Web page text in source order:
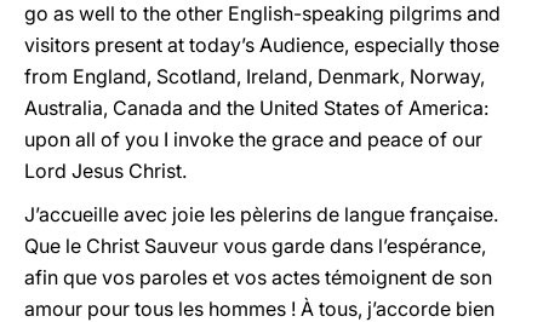
go as well to the other English-speaking pilgrims and
visitors present at today’s Audience, especially those
from England, Scotland, Ireland, Denmark, Norway,
Australia, Canada and the United States of America:
upon all of you I invoke the grace and peace of our
Lord Jesus Christ.
J’accueille avec joie les pèlerins de langue française.
Que le Christ Sauveur vous garde dans l’espérance,
afin que vos paroles et vos actes témoignent de son
amour pour tous les hommes ! À tous, j’accorde bien